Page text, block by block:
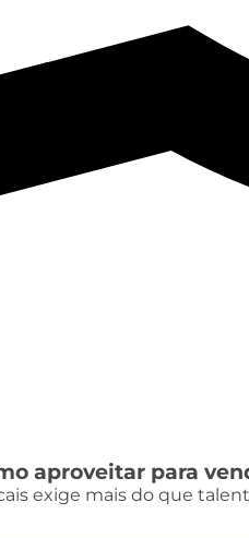
aproveitar para
exige mais do que